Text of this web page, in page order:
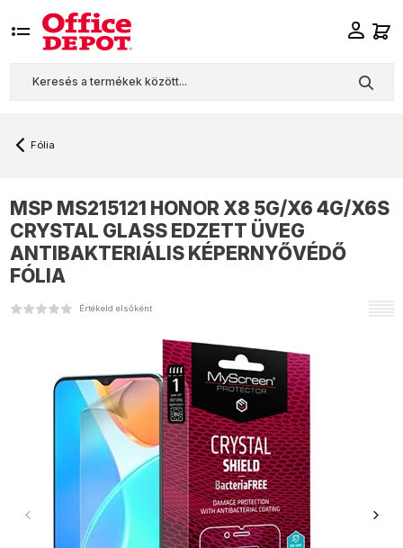
Fólia
MSP MS215121 HONOR X8 5G/X6 4G/X6S
CRYSTAL GLASS EDZETT ÜVEG
ANTIBAKTERIÁLIS KÉPERNYŐVÉDŐ
FÓLIA
Értékeld elsőként